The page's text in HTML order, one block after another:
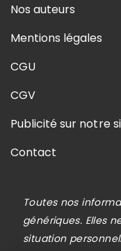
Nos auteurs
Mentions légales
CGU
CGV
Publicité sur notre
Contact
Toutes nos
génériques. Elles
situation